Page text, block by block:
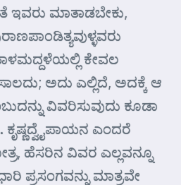
ಇವರು ಮಾತಾಡಬೇಕು,
ಕೇವಲ
ಅದು ಎಲ್ಲಿದೆ, ಅದಕ್ಕೆ ಆ
ವಿವರಿಸುವುದು ಕೂಡಾ
ಕೃಷ್ಣದ್ವೈಪಾಯನ ಎಂದರೆ
ಹೆಸರಿನ ವಿವರ ಎಲ್ಲವನ್ನೂ
ಪ್ರಸಂಗವನ್ನು ಮಾತ್ರವೇ